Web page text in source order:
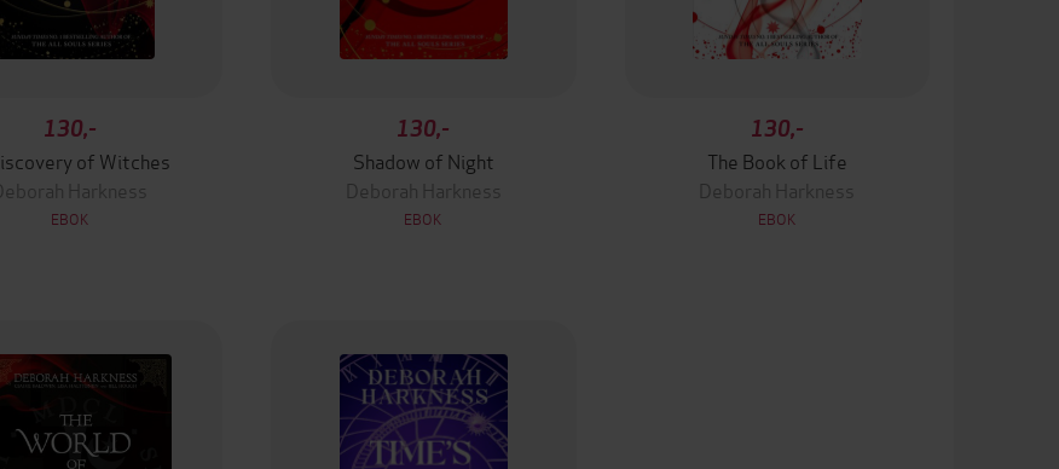
130,-
of Witches
Harkness
EBOK
130,-
Shadow of Night
Deborah Harkness
EBOK
130,-
The Book of Life
Deborah Harkness
EBOK